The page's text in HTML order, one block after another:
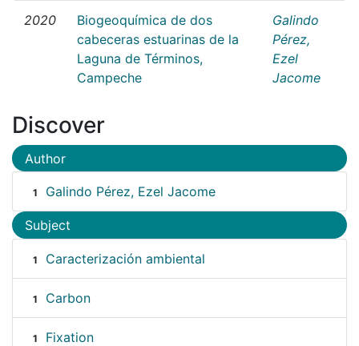
2020
Biogeoquímica de dos
cabeceras estuarinas de la
Laguna de Términos,
Campeche
Galindo
Pérez,
Ezel
Jacome
Discover
Author
1 Galindo Pérez, Ezel Jacome
Subject
1 Caracterización ambiental
1 Carbon
1 Fixation